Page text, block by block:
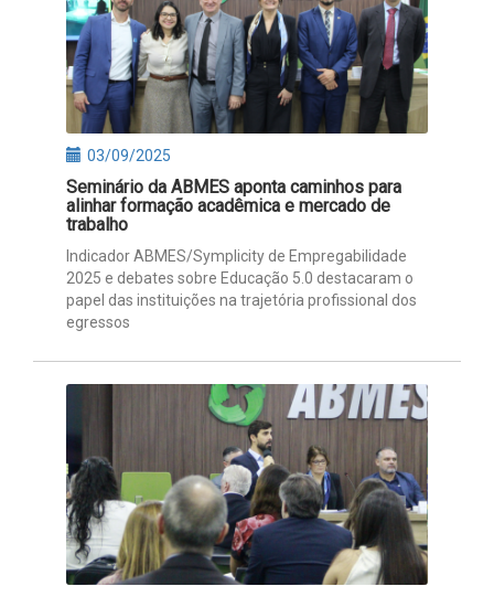
03/09/2025
Seminário da ABMES aponta caminhos para
alinhar formação acadêmica e mercado de
trabalho
Indicador ABMES/Symplicity de Empregabilidade
2025 e debates sobre Educação 5.0 destacaram o
papel das instituições na trajetória profissional dos
egressos